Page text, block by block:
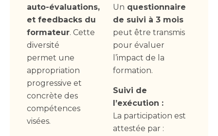
auto-évaluations,
et feedbacks du
formateur. Cette
diversité
permet une
appropriation
progressive et
concrète des
compétences
visées.
Un questionnaire
de suivi à 3 mois
peut être transmis
pour évaluer
l’impact de la
formation.
Suivi de
l’exécution :
La participation est
attestée par :